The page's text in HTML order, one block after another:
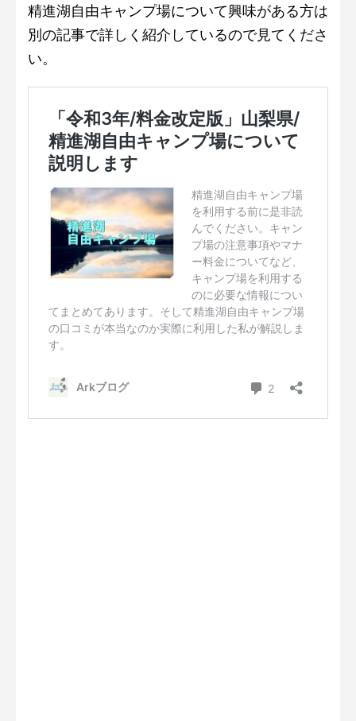
精進湖自由キャンプ場について興味がある方は
別の記事で詳しく紹介しているので見てくださ
い。